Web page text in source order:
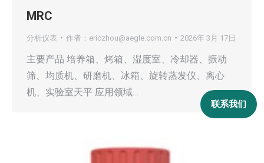
MRC
分析仪表 作者： ericzhou@aegle.com.cn 2026年 3月 17日
主要产品 培养箱、烤箱、湿度室、冷却器、振动
筛、均质机、研磨机、冰箱、旋转蒸发仪、离心
机、实验室天平 应用领域…
联系我们